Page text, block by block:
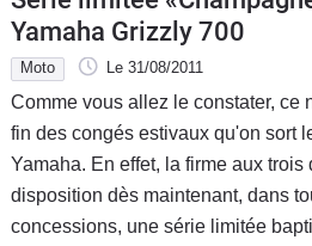
Yamaha Grizzly 700
Moto Le 31/08/2011
Comme vous allez le constater, ce
fin des congés estivaux qu'on sort
Yamaha. En effet, la firme aux trois
disposition dès maintenant, dans
concessions, une série limitée